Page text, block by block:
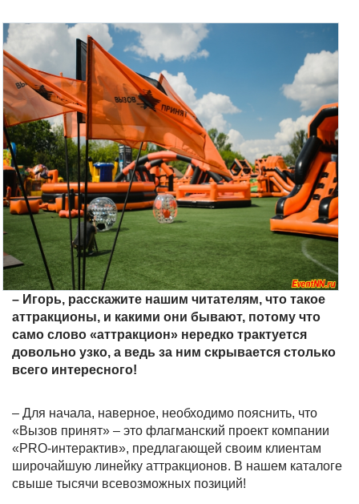
– Игорь, расскажите нашим читателям, что такое
аттракционы, и какими они бывают, потому что
само слово «аттракцион» нередко трактуется
довольно узко, а ведь за ним скрывается столько
всего интересного!
– Для начала, наверное, необходимо пояснить, что
«Вызов принят» – это флагманский проект компании
«PRO-интерактив», предлагающей своим клиентам
широчайшую линейку аттракционов. В нашем каталоге
свыше тысячи всевозможных позиций!